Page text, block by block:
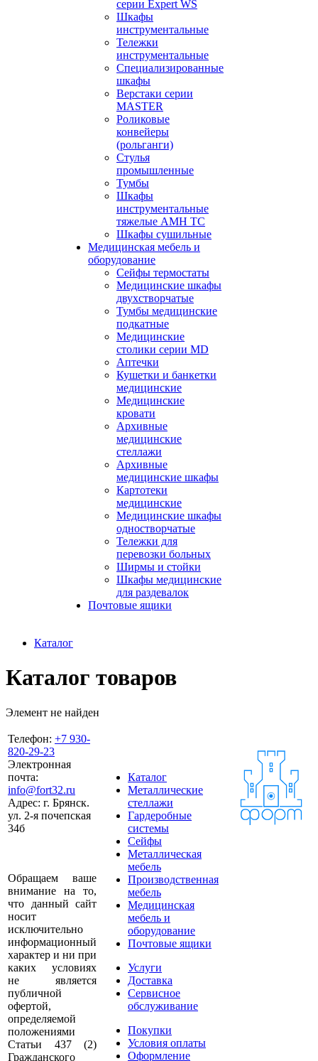
серии Expert WS
Шкафы
инструментальные
Тележки
инструментальные
Cпециализированные
шкафы
Верстаки серии
MASTER
Роликовые
конвейеры
(рольганги)
Стулья
промышленные
Тумбы
Шкафы
инструментальные
тяжелые АМН ТС
Шкафы сушильные
Медицинская мебель и
оборудование
Сейфы термостаты
Медицинские шкафы
двухстворчатые
Тумбы медицинские
подкатные
Медицинские
столики серии MD
Аптечки
Кушетки и банкетки
медицинские
Медицинские
кровати
Архивные
медицинские
стеллажи
Архивные
медицинские шкафы
Картотеки
медицинские
Медицинские шкафы
одностворчатые
Тележки для
перевозки больных
Ширмы и стойки
Шкафы медицинские
для раздевалок
Почтовые ящики
Каталог
Каталог товаров
Элемент не найден
Телефон: +7 930-
820-29-23
Электронная
почта:
info@fort32.ru
Адрес: г. Брянск.
ул. 2-я почепская
34б
Обращаем ваше
внимание на то,
что данный сайт
носит
исключительно
информационный
характер и ни при
каких условиях
не является
публичной
офертой,
определяемой
положениями
Статьи 437 (2)
Гражданского
Каталог
Металлические
стеллажи
Гардеробные
системы
Сейфы
Металлическая
мебель
Производственная
мебель
Медицинская
мебель и
оборудование
Почтовые ящики
Услуги
Доставка
Сервисное
обслуживание
Покупки
Условия оплаты
Оформление